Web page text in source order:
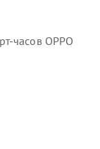
часов OPPO